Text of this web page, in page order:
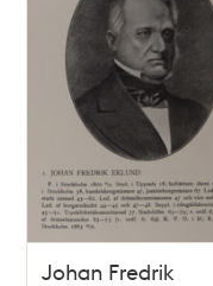
Johan Fredrik